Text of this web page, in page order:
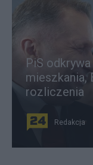
PiS
mieszkania,
rozliczenia
Redakcja